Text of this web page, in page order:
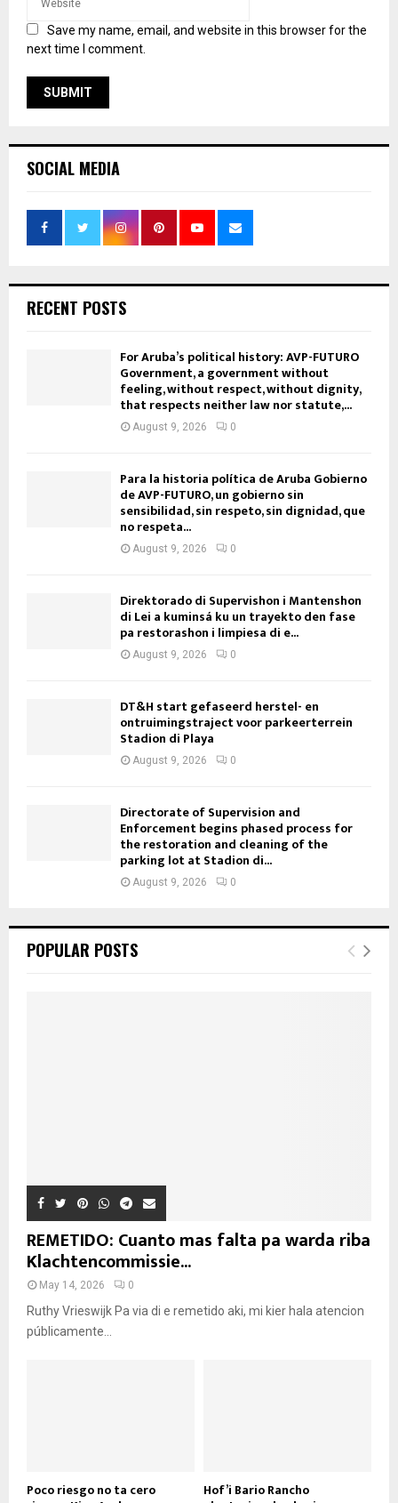
Save my name, email, and website in this browser for the
next time I comment.
SOCIAL MEDIA
RECENT POSTS
For Aruba’s political history: AVP-FUTURO
Government, a government without
feeling, without respect, without dignity,
that respects neither law nor statute,...
August 9, 2026 0
Para la historia política de Aruba Gobierno
de AVP-FUTURO, un gobierno sin
sensibilidad, sin respeto, sin dignidad, que
no respeta...
August 9, 2026 0
Direktorado di Supervishon i Mantenshon
di Lei a kuminsá ku un trayekto den fase
pa restorashon i limpiesa di e...
August 9, 2026 0
DT&H start gefaseerd herstel- en
ontruimingstraject voor parkeerterrein
Stadion di Playa
August 9, 2026 0
Directorate of Supervision and
Enforcement begins phased process for
the restoration and cleaning of the
parking lot at Stadion di...
August 9, 2026 0
POPULAR POSTS
REMETIDO: Cuanto mas falta pa warda riba
Klachtencommissie...
May 14, 2026 0
Ruthy Vrieswijk Pa via di e remetido aki, mi kier hala atencion
públicamente...
Poco riesgo no ta cero Hof’i Bario Rancho